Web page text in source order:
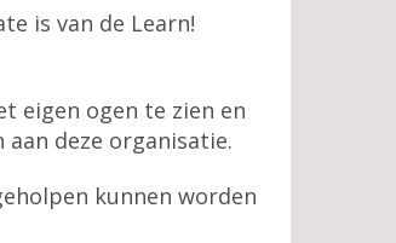
is van de Learn!
eigen ogen te zien en
deze organisatie.
kunnen worden